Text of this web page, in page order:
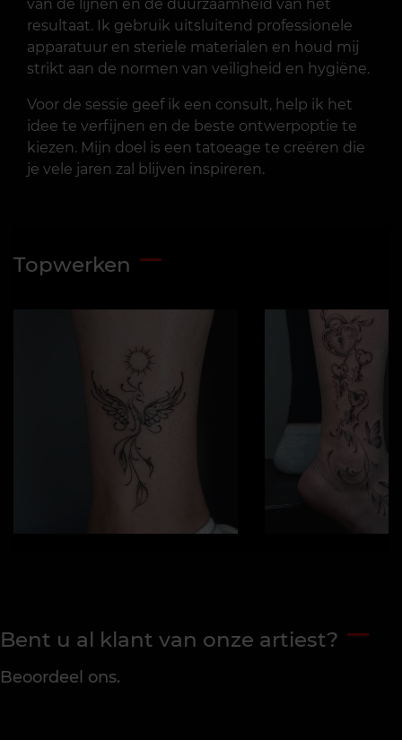
van de lijnen en de duurzaamheid van het
resultaat. Ik gebruik uitsluitend professionele
apparatuur en steriele materialen en houd mij
strikt aan de normen van veiligheid en hygiëne.
Voor de sessie geef ik een consult, help ik het
idee te verfijnen en de beste ontwerpoptie te
kiezen. Mijn doel is een tatoeage te creëren die
je vele jaren zal blijven inspireren.
Topwerken
Bent u al klant van onze artiest?
Beoordeel ons.